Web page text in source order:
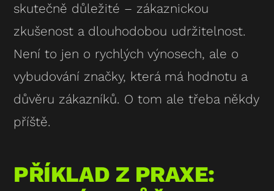
skutečně důležité – zákaznickou
zkušenost a dlouhodobou udržitelnost.
Není to jen o rychlých výnosech, ale o
vybudování značky, která má hodnotu a
důvěru zákazníků. O tom ale třeba někdy
příště.
PŘÍKLAD Z PRAXE: